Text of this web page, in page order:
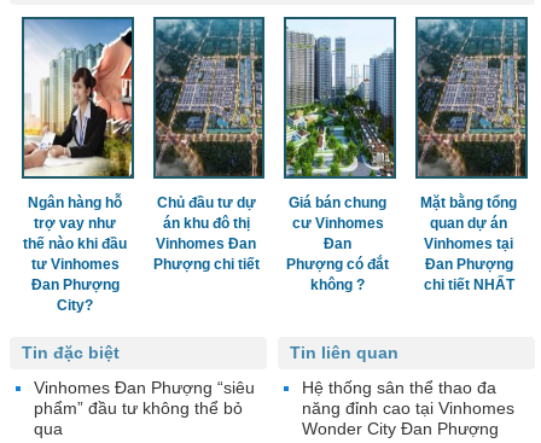
Ngân hàng hỗ
trợ vay như
thế nào khi đầu
tư Vinhomes
Đan Phượng
City?
Chủ đầu tư dự
án khu đô thị
Vinhomes Đan
Phượng chi tiết
Giá bán chung
cư Vinhomes
Đan
Phượng có đắt
không ?
Mặt bằng tổng
quan dự án
Vinhomes tại
Đan Phượng
chi tiết NHẤT
Tin liên quan
Hệ thống sân thể thao đa
năng đỉnh cao tại Vinhomes
Wonder City Đan Phượng
Tin đặc biệt
Vinhomes Đan Phượng “siêu
phẩm” đầu tư không thể bỏ
qua